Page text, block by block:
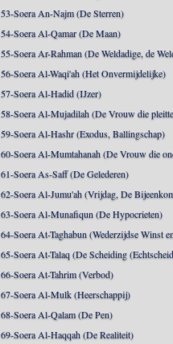
53-Soera An-Najm (De Sterren)
54-Soera Al-Qamar (De Maan)
55-Soera Ar-Rahman (De Weldadige, de
56-Soera Al-Waqi'ah (Het Onvermijdelijke)
57-Soera Al-Hadid (IJzer)
58-Soera Al-Mujadilah (De Vrouw die
59-Soera Al-Hashr (Exodus, Ballingschap)
60-Soera Al-Mumtahanah (De Vrouw die
61-Soera As-Saff (De Gelederen)
62-Soera Al-Jumu'ah (Vrijdag, De
63-Soera Al-Munafiqun (De Hypocrieten)
64-Soera At-Taghabun (Wederzijdse Winst
65-Soera At-Talaq (De Scheiding
66-Soera At-Tahrim (Verbod)
67-Soera Al-Mulk (Heerschappij)
68-Soera Al-Qalam (De Pen)
69-Soera Al-Haqqah (De Realiteit)